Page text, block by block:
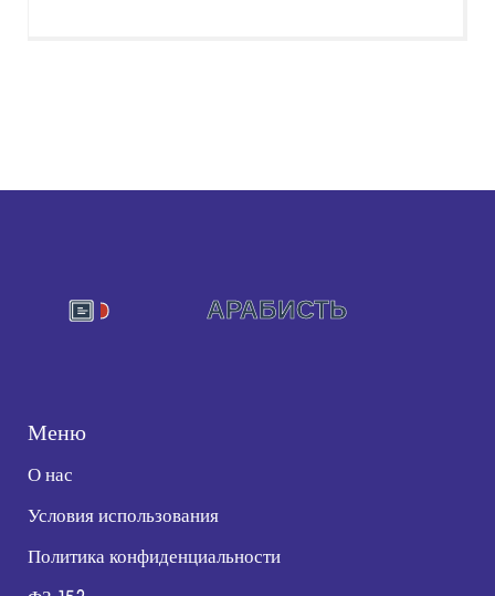
Меню
О нас
Условия использования
Политика конфиденциальности